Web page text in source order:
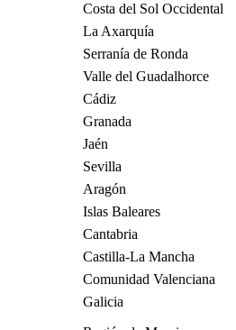
Costa del Sol Occidental
La Axarquía
Serranía de Ronda
Valle del Guadalhorce
Cádiz
Granada
Jaén
Sevilla
Aragón
Islas Baleares
Cantabria
Castilla-La Mancha
Comunidad Valenciana
Galicia